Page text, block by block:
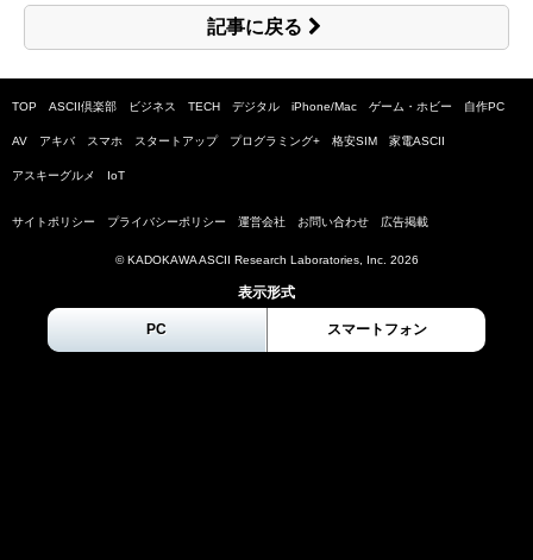
記事に戻る
TOP ASCII倶楽部 ビジネス TECH デジタル iPhone/Mac ゲーム・ホビー 自作PC
AV アキバ スマホ スタートアップ プログラミング+ 格安SIM 家電ASCII
アスキーグルメ IoT
サイトポリシー プライバシーポリシー 運営会社 お問い合わせ 広告掲載
© KADOKAWA ASCII Research Laboratories, Inc. 2026
表示形式
PC スマートフォン